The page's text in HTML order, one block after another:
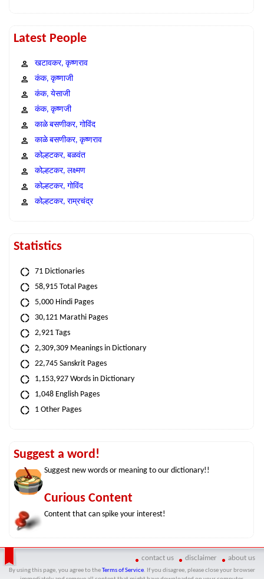
Latest People
खटावकर, कृष्णराव
कंक, कृष्णाजी
कंक, येसाजी
कंक, कृष्णजी
काळे बसणीकर, गोविंद
काळे बसणीकर, कृष्णराव
कोल्हटकर, बळवंत
कोल्हटकर, लक्ष्मण
कोल्हटकर, गोविंद
कोल्हटकर, राम्रचंद्र
Statistics
71 Dictionaries
58,915 Total Pages
5,000 Hindi Pages
30,121 Marathi Pages
2,921 Tags
2,309,309 Meanings in Dictionary
22,745 Sanskrit Pages
1,153,927 Words in Dictionary
1,048 English Pages
1 Other Pages
Suggest a word!
Suggest new words or meaning to our dictionary!!
Curious Content
Content that can spike your interest!
contact us disclaimer about us
By using this page, you agree to theTerms of Service. If you disagree, please close your browser